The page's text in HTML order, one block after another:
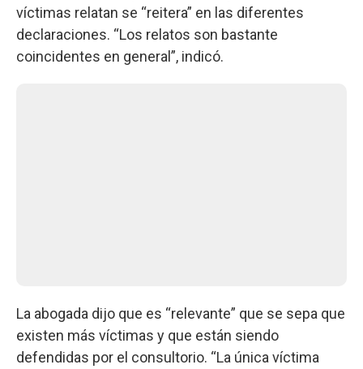
víctimas relatan se “reitera” en las diferentes
declaraciones. “Los relatos son bastante
coincidentes en general”, indicó.
La abogada dijo que es “relevante” que se sepa que
existen más víctimas y que están siendo
defendidas por el consultorio. “La única víctima